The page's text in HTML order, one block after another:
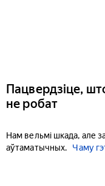
Пацвердзіце,
не робат
Нам вельмі шкада, але
аўтаматычных.
Чаму